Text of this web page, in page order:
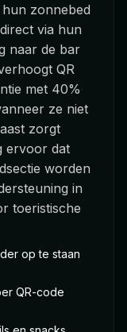
zonnebed
via hun
naar de bar
QR
met 40%
ze niet
zorgt
ervoor dat
worden
in
toeristische
op te staan
QR-code